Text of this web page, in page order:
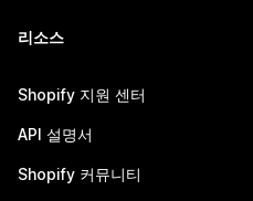
리소스
Shopify 지원 센터
API 설명서
Shopify 커뮤니티